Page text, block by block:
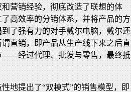
营销经验，彻底改造了联想的体
高效率的分销体系，并将产品的方
了强有力的对手戴尔电脑，戴尔还
直销，即产品从生产线下来之后直
——经过代理、批发与零售，最终抵
地提出了“双模式”的销售模型，即